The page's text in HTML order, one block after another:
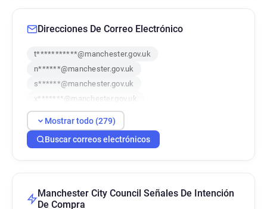
Direcciones De Correo Electrónico
t***********@manchester.gov.uk
n******@manchester.gov.uk
s******@manchester.gov.uk
x*******@manchester.gov.uk
z********@manchester.gov.uk
r************@manchester.gov.uk
e***********@manchester.gov.uk
l******@manchester.gov.uk
x***********@manchester.gov.uk
Mostrar todo (279)
Buscar correos electrónicos
Manchester City Council Señales De Intención
De Compra